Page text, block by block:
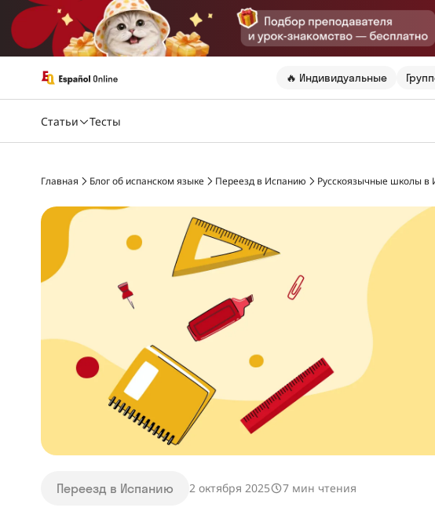
🔥 Индивидуальные
Статьи Тесты
Главная Блог об испанском языке Переезд в Испанию Русскоязычные школы в
Переезд в Испанию 2 октября 2025 7 мин чтения